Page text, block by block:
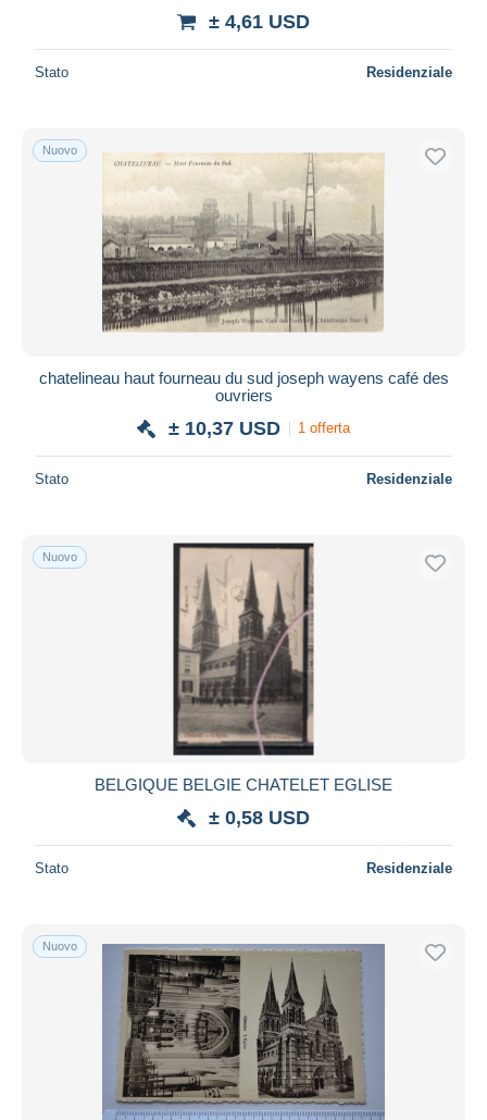
± 4,61 USD
Stato Residenziale
Nuovo
chatelineau haut fourneau du sud joseph wayens café des
ouvriers
± 10,37 USD 1 offerta
Stato Residenziale
Nuovo
BELGIQUE BELGIE CHATELET EGLISE
± 0,58 USD
Stato Residenziale
Nuovo